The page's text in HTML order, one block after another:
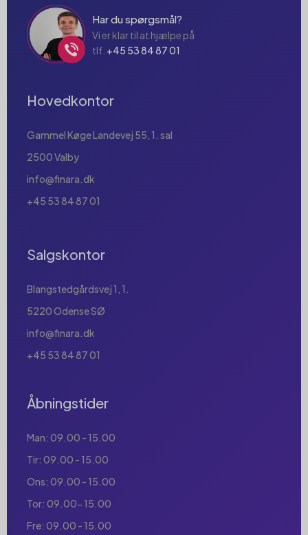
Har du spørgsmål?
Vi er klar til at hjælpe på
tlf. +45 53 84 87 01
Hovedkontor
Gammel Køge Landevej 55, 1. sal
2500 Valby
info@finara.dk
+45 53 84 87 01
Salgskontor
Blangstedgårdsvej 1, 1.
5220 Odense SØ
info@finara.dk
+45 53 84 87 01
Åbningstider
Man: 09.00 - 15.00
Tir: 09.00 - 15.00
Ons: 09.00 - 15.00
Tor: 09.00- 15.00
Fre: 09.00 - 15.00